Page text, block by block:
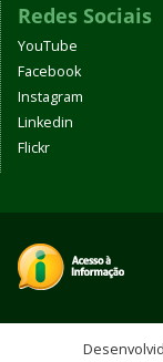
Redes Sociais
YouTube
Facebook
Instagram
Linkedin
Flickr